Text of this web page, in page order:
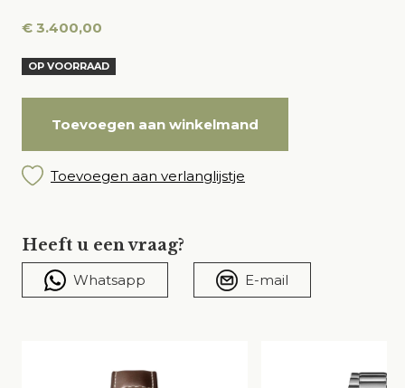
€ 3.400,00
OP VOORRAAD
Toevoegen aan winkelmand
Toevoegen aan verlanglijstje
Heeft u een vraag?
Whatsapp E-mail